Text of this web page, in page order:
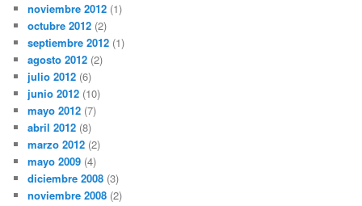
noviembre 2012 (1)
octubre 2012 (2)
septiembre 2012 (1)
agosto 2012 (2)
julio 2012 (6)
junio 2012 (10)
mayo 2012 (7)
abril 2012 (8)
marzo 2012 (2)
mayo 2009 (4)
diciembre 2008 (3)
noviembre 2008 (2)